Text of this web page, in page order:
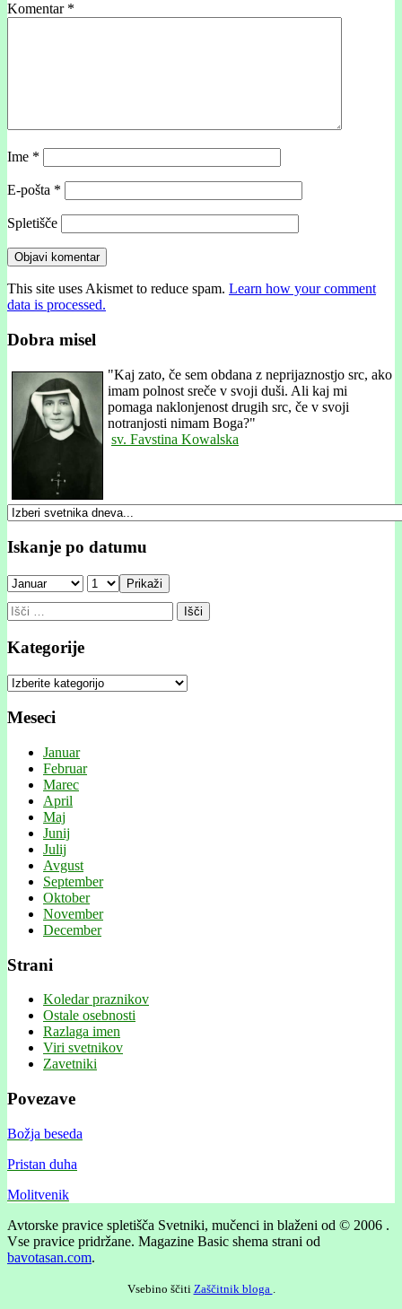
Komentar *
Ime *
E-pošta *
Spletišče
This site uses Akismet to reduce spam. Learn how your comment
data is processed.
Dobra misel
"Kaj zato, če sem obdana z neprijaznostjo src, ako
imam polnost sreče v svoji duši. Ali kaj mi
pomaga naklonjenost drugih src, če v svoji
notranjosti nimam Boga?"
sv. Favstina Kowalska
Iskanje po datumu
Prikaži
Išči:
Kategorije
Kategorije
Meseci
Januar
Februar
Marec
April
Maj
Junij
Julij
Avgust
September
Oktober
November
December
Strani
Koledar praznikov
Ostale osebnosti
Razlaga imen
Viri svetnikov
Zavetniki
Povezave
Božja beseda
Pristan duha
Molitvenik
Avtorske pravice spletišča Svetniki, mučenci in blaženi od © 2006 .
Vse pravice pridržane. Magazine Basic shema strani od
bavotasan.com.
Vsebino ščiti Zaščitnik bloga